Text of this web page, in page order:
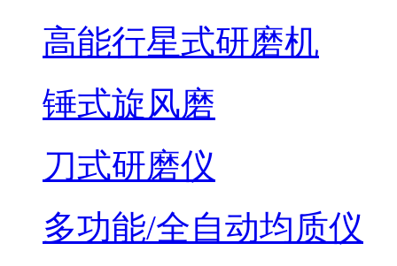
高能行星式研磨机
锤式旋风磨
刀式研磨仪
多功能/全自动均质仪